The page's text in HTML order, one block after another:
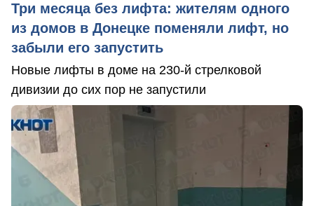
Три месяца без лифта: жителям одного
из домов в Донецке поменяли лифт, но
забыли его запустить
Новые лифты в доме на 230-й стрелковой
дивизии до сих пор не запустили